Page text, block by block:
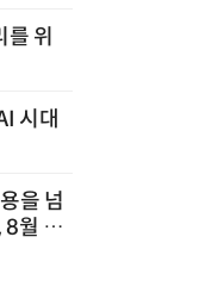
위
시대
을 넘
8월 실